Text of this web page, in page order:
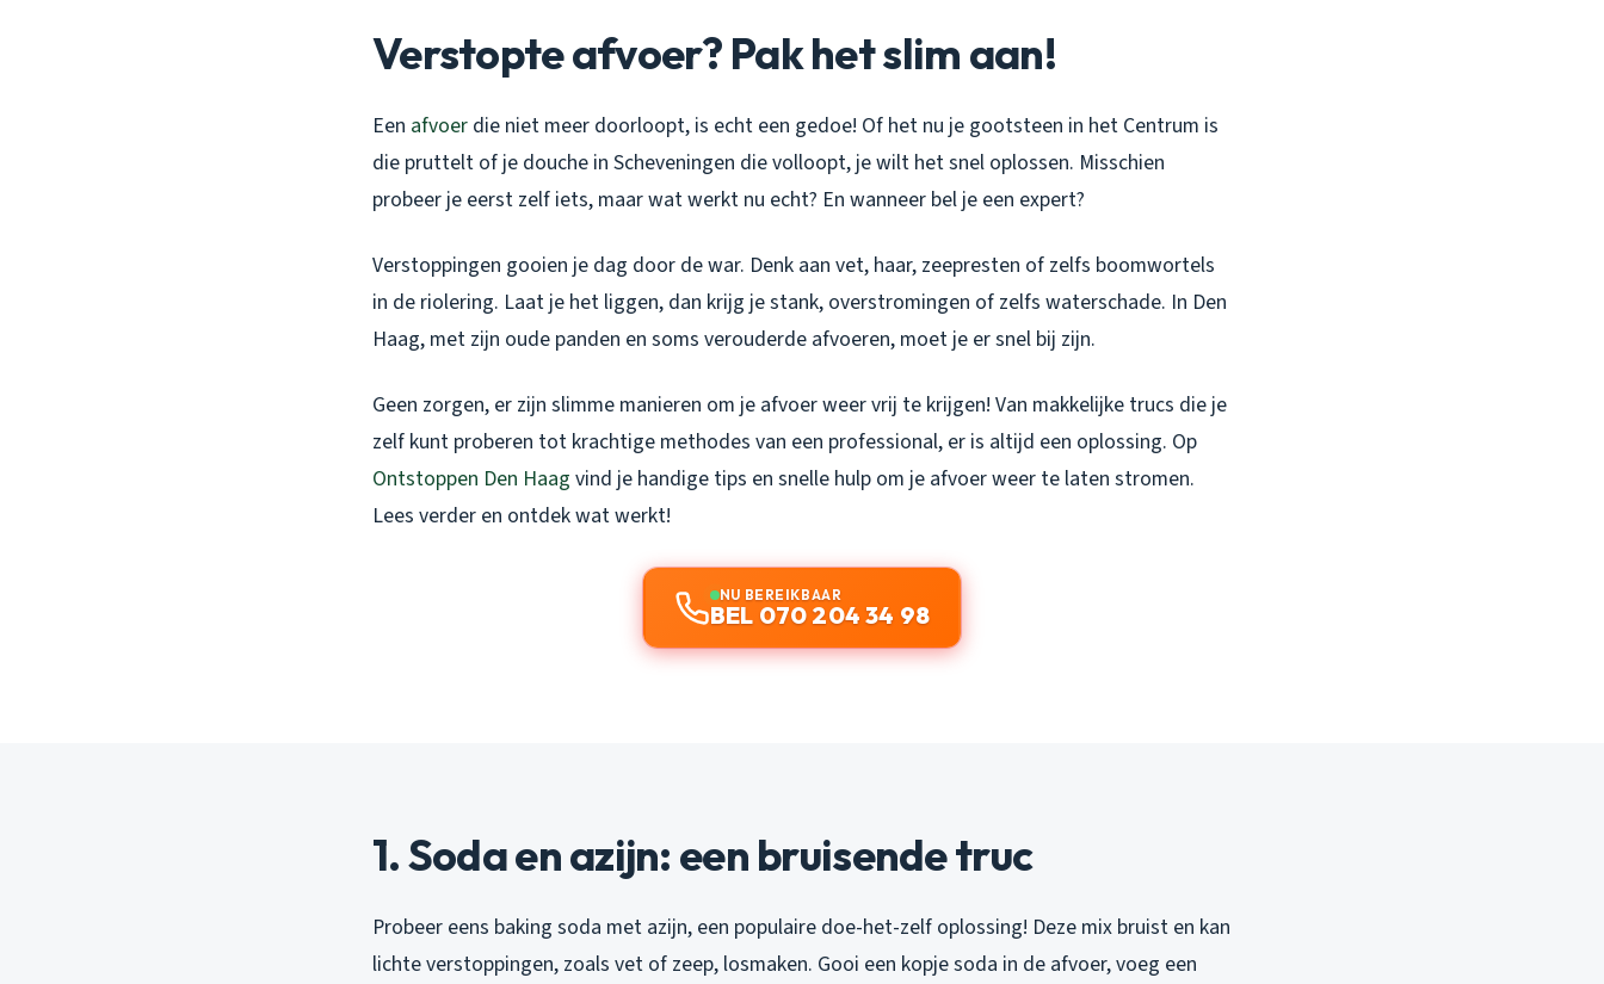
Verstopte afvoer? Pak het slim aan!
Een afvoer die niet meer doorloopt, is echt een gedoe! Of het nu je gootsteen in het Centrum is
die pruttelt of je douche in Scheveningen die volloopt, je wilt het snel oplossen. Misschien
probeer je eerst zelf iets, maar wat werkt nu echt? En wanneer bel je een expert?
Verstoppingen gooien je dag door de war. Denk aan vet, haar, zeepresten of zelfs boomwortels
in de riolering. Laat je het liggen, dan krijg je stank, overstromingen of zelfs waterschade. In Den
Haag, met zijn oude panden en soms verouderde afvoeren, moet je er snel bij zijn.
Geen zorgen, er zijn slimme manieren om je afvoer weer vrij te krijgen! Van makkelijke trucs die je
zelf kunt proberen tot krachtige methodes van een professional, er is altijd een oplossing. Op
Ontstoppen Den Haag vind je handige tips en snelle hulp om je afvoer weer te laten stromen.
Lees verder en ontdek wat werkt!
NU BEREIKBAAR
BEL 070 204 34 98
1. Soda en azijn: een bruisende truc
Probeer eens baking soda met azijn, een populaire doe-het-zelf oplossing! Deze mix bruist en kan
lichte verstoppingen, zoals vet of zeep, losmaken. Gooi een kopje soda in de afvoer, voeg een